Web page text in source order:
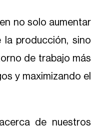
no solo aumentar
la producción, sino
de trabajo más
y maximizando el
de nuestros